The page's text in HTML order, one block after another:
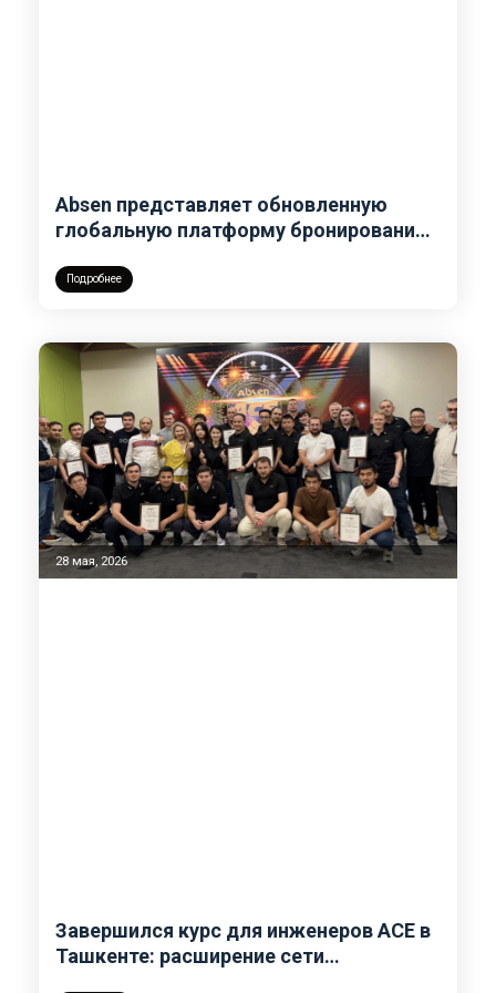
Absen представляет обновленную
глобальную платформу бронирования
Подробнее
28 мая, 2026
Завершился курс для инженеров ACE в
Ташкенте: расширение сети